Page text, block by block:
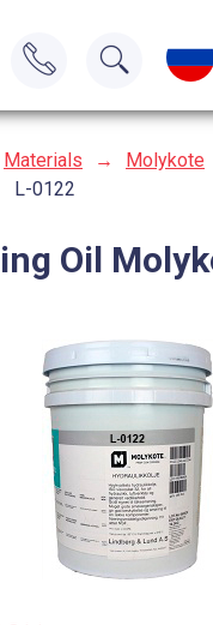
Materials → Molykote
L-0122
Oil